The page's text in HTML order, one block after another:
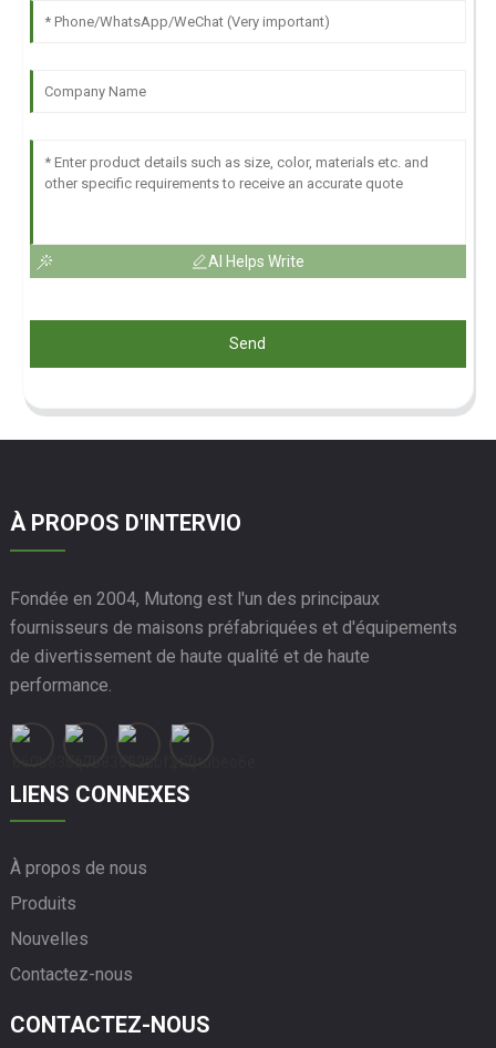
AI Helps Write
Send
À PROPOS D'INTERVIO
Fondée en 2004, Mutong est l'un des principaux
fournisseurs de maisons préfabriquées et d'équipements
de divertissement de haute qualité et de haute
performance.
LIENS CONNEXES
À propos de nous
Produits
Nouvelles
Contactez-nous
CONTACTEZ-NOUS